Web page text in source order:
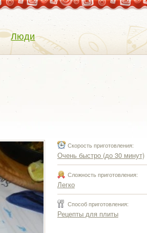
Люди
Скорость приготовления:
Очень быстро (до 30 минут)
Сложность приготовления:
Легко
Способ приготовления:
Рецепты для плиты